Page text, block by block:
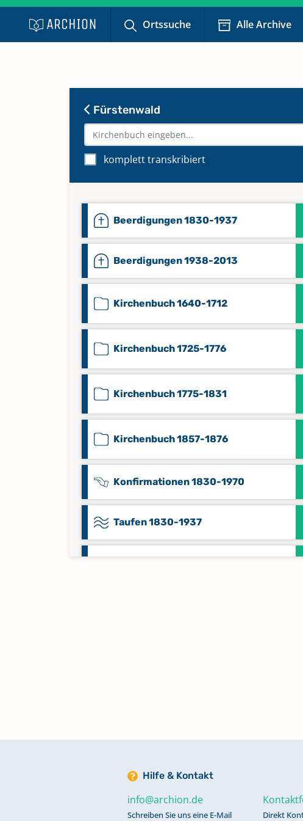
Ortssuche Alle Archive
Fürstenwald
komplett transkribiert
Beerdigungen 1830-1937
Beerdigungen 1938-2013
Kirchenbuch 1640-1712
Kirchenbuch 1725-1776
Kirchenbuch 1775-1831
Kirchenbuch 1857-1876
Konfirmationen 1830-1970
Taufen 1830-1937
Hilfe & Kontakt
info@archion.de
Schreiben Sie uns eine E-Mail Direkt